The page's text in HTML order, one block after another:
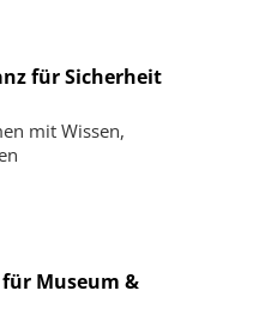
für Sicherheit
mit Wissen,
für Museum &